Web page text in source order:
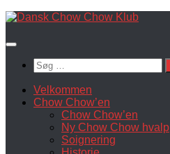
Skip
content
Søg
efter:
Velkommen
Chow Chow’en
Chow Chow’en
Ny Chow Chow hvalp
Soignering